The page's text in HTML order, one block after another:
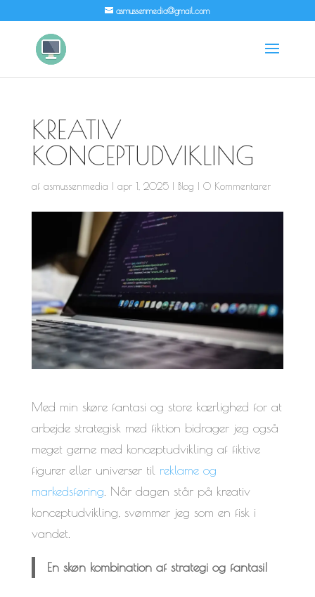
asmussenmedia@gmail.com
KREATIV
KONCEPTUDVIKLING
af asmussenmedia apr 1, 2025| Blog 0 Kommentarer
Med min skøre fantasi og store kærlighed for at
arbejde strategisk med fiktion bidrager jeg også
meget gerne med konceptudvikling af fiktive
figurer eller universer til reklame og
markedsføring . Når dagen står på kreativ
konceptudvikling, svømmer jeg som en fisk i
vandet.
En skøn kombination af strategi og fantasi!